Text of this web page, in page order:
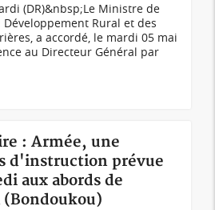
(DR)&nbsp;Le Ministre de
Développement Rural et des
a accordé, le mardi 05 mai
au Directeur Général par
: Armée, une
d'instruction prévue
aux abords de
(Bondoukou)